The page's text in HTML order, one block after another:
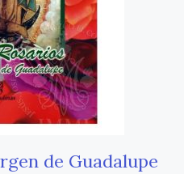
de Guadalupe